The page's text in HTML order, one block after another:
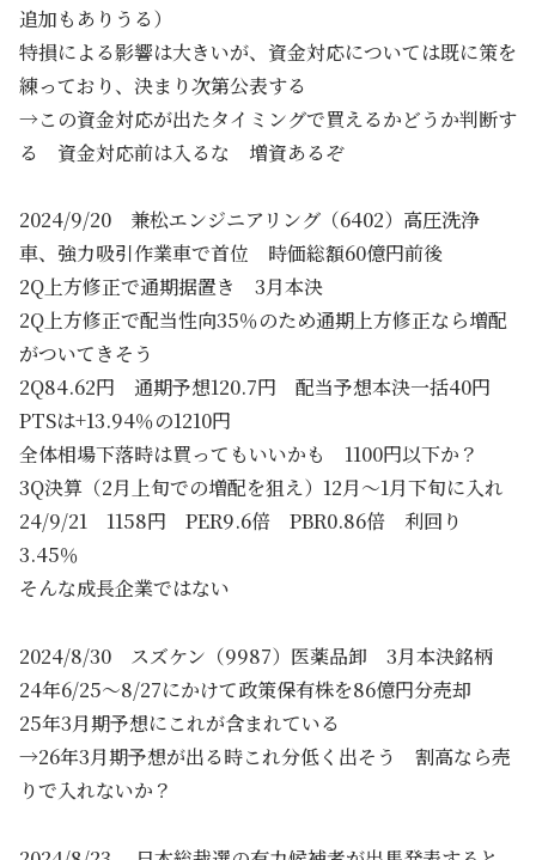
追加もありうる）
特損による影響は大きいが、資金対応については既に策を
練っており、決まり次第公表する
→この資金対応が出たタイミングで買えるかどうか判断す
る 資金対応前は入るな 増資あるぞ
2024/9/20 兼松エンジニアリング（6402）高圧洗浄
車、強力吸引作業車で首位 時価総額60億円前後
2Q上方修正で通期据置き 3月本決
2Q上方修正で配当性向35％のため通期上方修正なら増配
がついてきそう
2Q84.62円 通期予想120.7円 配当予想本決一括40円
PTSは+13.94％の1210円
全体相場下落時は買ってもいいかも 1100円以下か？
3Q決算（2月上旬での増配を狙え）12月～1月下旬に入れ
24/9/21 1158円 PER9.6倍 PBR0.86倍 利回り
3.45％
そんな成長企業ではない
2024/8/30 スズケン（9987）医薬品卸 3月本決銘柄
24年6/25～8/27にかけて政策保有株を86億円分売却
25年3月期予想にこれが含まれている
→26年3月期予想が出る時これ分低く出そう 割高なら売
りで入れないか？